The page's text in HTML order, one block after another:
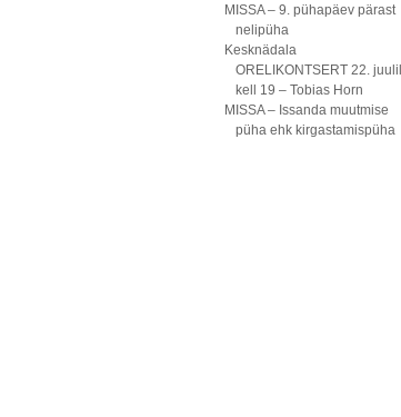
MISSA – 9. pühapäev pärast
nelipüha
Kesknädala
ORELIKONTSERT 22. juulil
kell 19 – Tobias Horn
MISSA – Issanda muutmise
püha ehk kirgastamispüha